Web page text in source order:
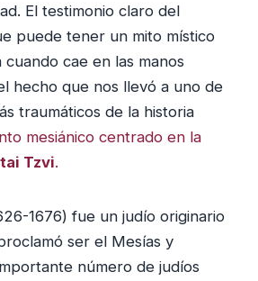
El testimonio claro del
puede tener un mito místico
cae en las manos
hecho que nos llevó a uno de
traumáticos de la historia
mesiánico centrado en la
Tzvi.
1676) fue un judío originario
ser el Mesías y
número de judíos